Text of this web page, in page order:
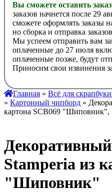
Вы сможете оставить
заказов начнется после 29
сможете оформлять заказы
но сборка и отправка
Мы успеем отправить вам
оплаченные до 27 июля
оплаченные позже, будут
Приносим свои извинения
Главная » Всё для
» Картонный чипборд »
картона SCB069 "Шиповник",
Stamperia из
"Шиповник"